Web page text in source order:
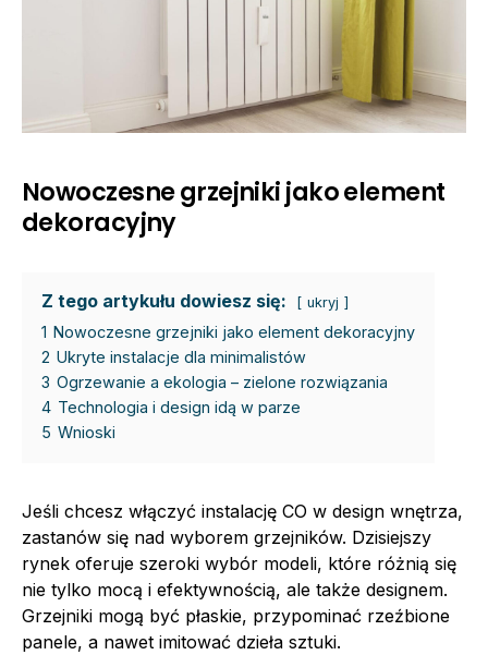
Nowoczesne grzejniki jako element
dekoracyjny
Z tego artykułu dowiesz się: ukryj
1 Nowoczesne grzejniki jako element dekoracyjny
2 Ukryte instalacje dla minimalistów
3 Ogrzewanie a ekologia – zielone rozwiązania
4 Technologia i design idą w parze
5 Wnioski
Jeśli chcesz włączyć instalację CO w design wnętrza,
zastanów się nad wyborem grzejników. Dzisiejszy
rynek oferuje szeroki wybór modeli, które różnią się
nie tylko mocą i efektywnością, ale także designem.
Grzejniki mogą być płaskie, przypominać rzeźbione
panele, a nawet imitować dzieła sztuki.